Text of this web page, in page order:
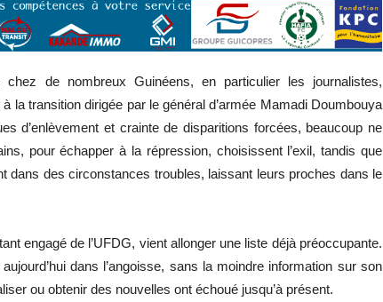
de nombreux Guinéens, en particulier les journalistes,
la transition dirigée par le général d’armée Mamadi Doumbouya
d’enlèvement et crainte de disparitions forcées, beaucoup ne
pour échapper à la répression, choisissent l’exil, tandis que
dans des circonstances troubles, laissant leurs proches dans le
engagé de l’UFDG, vient allonger une liste déjà préoccupante.
dans l’angoisse, sans la moindre information sur son
ou obtenir des nouvelles ont échoué jusqu’à présent.